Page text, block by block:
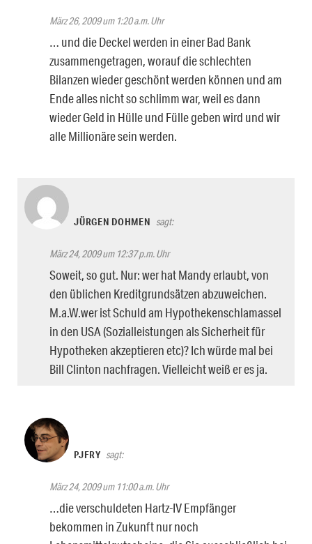
März 26, 2009 um 1:20 a.m. Uhr
… und die Deckel werden in einer Bad Bank
zusammengetragen, worauf die schlechten
Bilanzen wieder geschönt werden können und am
Ende alles nicht so schlimm war, weil es dann
wieder Geld in Hülle und Fülle geben wird und wir
alle Millionäre sein werden.
JÜRGEN DOHMEN sagt:
März 24, 2009 um 12:37 p.m. Uhr
Soweit, so gut. Nur: wer hat Mandy erlaubt, von
den üblichen Kreditgrundsätzen abzuweichen.
M.a.W.wer ist Schuld am Hypothekenschlamassel
in den USA (Sozialleistungen als Sicherheit für
Hypotheken akzeptieren etc)? Ich würde mal bei
Bill Clinton nachfragen. Vielleicht weiß er es ja.
PJFRY sagt:
März 24, 2009 um 11:00 a.m. Uhr
…die verschuldeten Hartz-IV Empfänger
bekommen in Zukunft nur noch